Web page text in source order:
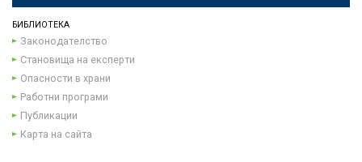
БИБЛИОТЕКА
Законодателство
Становища на експерти
Опасности в храни
Работни програми
Публикации
Карта на сайта